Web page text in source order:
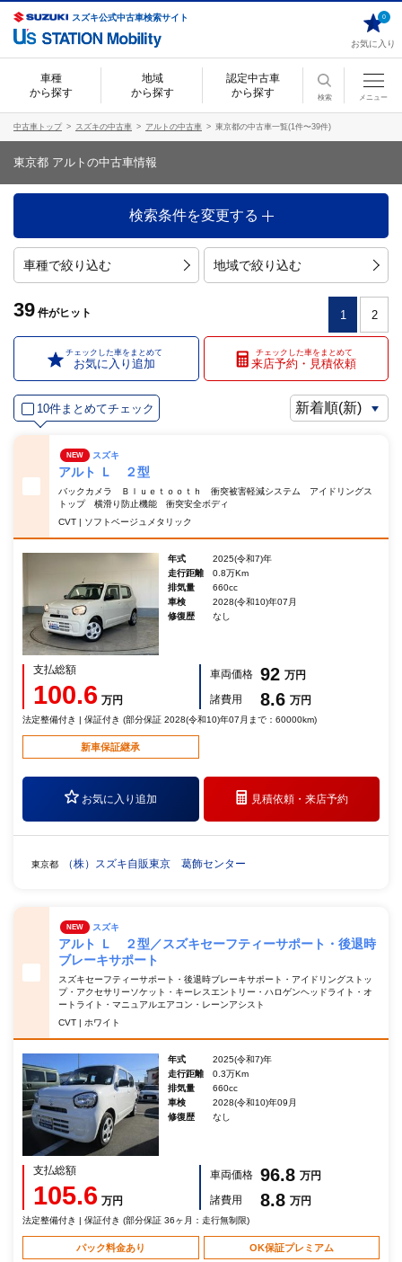
スズキ公式中古車検索サイト
お気に入り
0
車種
から探す
地域
から探す
認定中古車
から探す
検索 メニュー
中古車トップ スズキの中古車 アルトの中古車 東京都の中古車一覧(1件〜39件)
東京都 アルトの中古車情報
検索条件を変更する
車種で絞り込む 地域で絞り込む
39 件がヒット 1 2
チェックした車をまとめて
お気に入り追加
チェックした車をまとめて
来店予約・見積依頼
10件まとめてチェック
NEW スズキ
アルト Ｌ ２型
バックカメラ Ｂｌｕｅｔｏｏｔｈ 衝突被害軽減システム アイドリングス
トップ 横滑り防止機能 衝突安全ボディ
CVT | ソフトベージュメタリック
年式
2025(令和7)年
走行距離
0.8万Km
排気量
660cc
車検
2028(令和10)年07月
修復歴
なし
支払総額
100.6 万円
車両価格 92 万円
諸費用
8.6 万円
法定整備付き | 保証付き (部分保証 2028(令和10)年07月まで：60000km)
新車保証継承
お気に入り追加 見積依頼・来店予約
東京都 （株）スズキ自販東京 葛飾センター
NEW スズキ
アルト Ｌ ２型／スズキセーフティーサポート・後退時
ブレーキサポート
スズキセーフティーサポート・後退時ブレーキサポート・アイドリングストッ
プ・アクセサリーソケット・キーレスエントリー・ハロゲンヘッドライト・オ
ートライト・マニュアルエアコン・レーンアシスト
CVT | ホワイト
年式
2025(令和7)年
走行距離
0.3万Km
排気量
660cc
車検
2028(令和10)年09月
修復歴
なし
支払総額
105.6 万円
車両価格 96.8 万円
諸費用
8.8 万円
法定整備付き | 保証付き (部分保証 36ヶ月：走行無制限)
パック料金あり OK保証プレミアム